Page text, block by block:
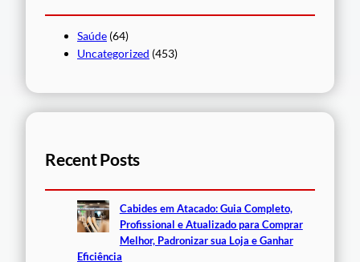
Saúde (64)
Uncategorized (453)
Recent Posts
Cabides em Atacado: Guia Completo,
Profissional e Atualizado para Comprar
Melhor, Padronizar sua Loja e Ganhar
Eficiência